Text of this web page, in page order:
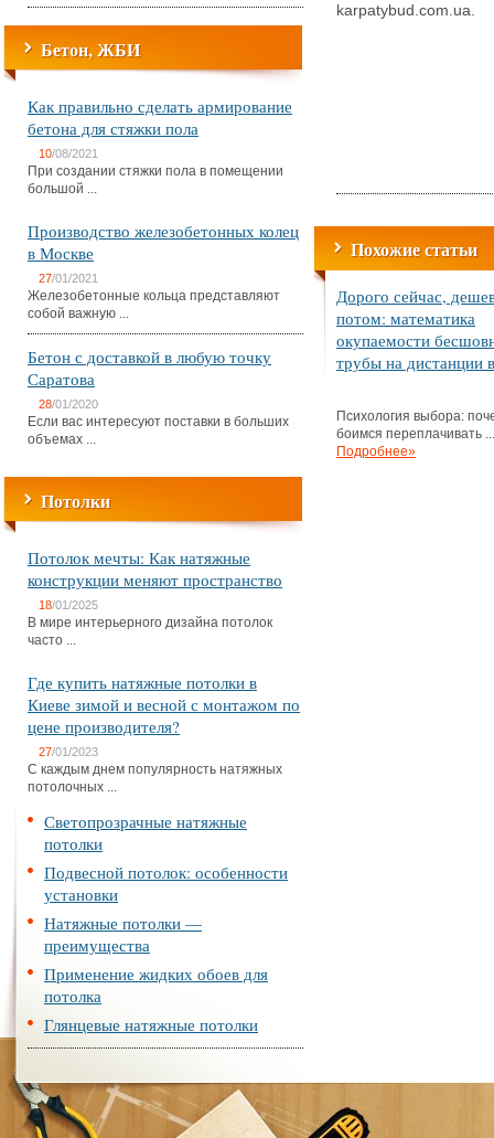
Бетон, ЖБИ
Как правильно сделать армирование
бетона для стяжки пола
10/08/2021
При создании стяжки пола в помещении
большой ...
Производство железобетонных колец
в Москве
27/01/2021
Железобетонные кольца представляют
собой важную ...
Бетон с доставкой в любую точку
Саратова
28/01/2020
Если вас интересуют поставки в больших
объемах ...
Потолки
Потолок мечты: Как натяжные
конструкции меняют пространство
18/01/2025
В мире интерьерного дизайна потолок
часто ...
Где купить натяжные потолки в
Киеве зимой и весной с монтажом по
цене производителя?
27/01/2023
С каждым днем популярность натяжных
потолочных ...
Светопрозрачные натяжные
потолки
Подвесной потолок: особенности
установки
Натяжные потолки —
преимущества
Применение жидких обоев для
потолка
Глянцевые натяжные потолки
karpatybud.com.ua.
Похожие статьи
Дорого сейчас,
потом: математика
окупаемости
трубы на дистанции
Психология выбора:
боимся переплачивать ...
Подробнее»